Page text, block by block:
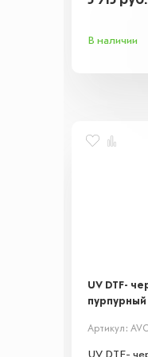
В наличии
UV DTF-
пурпурный
Артикул:
UV DTF-